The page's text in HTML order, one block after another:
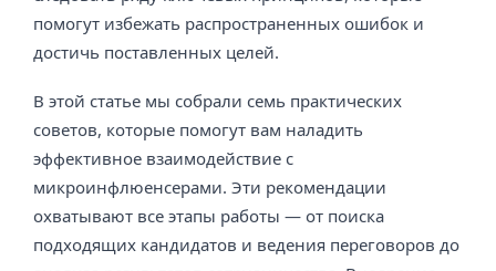
помогут избежать распространенных ошибок и
достичь поставленных целей.
В этой статье мы собрали семь практических
советов, которые помогут вам наладить
эффективное взаимодействие с
микроинфлюенсерами. Эти рекомендации
охватывают все этапы работы — от поиска
подходящих кандидатов и ведения переговоров до